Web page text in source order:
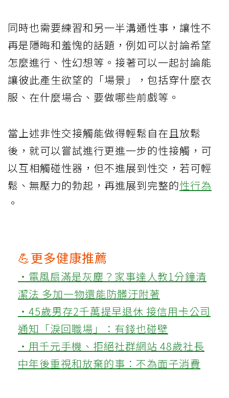
同時也需要練習和另一半溝通性事，讓性不
再是隱晦和羞愧的話題，例如可以討論希望
怎麼進行、性幻想等。接著可以一起討論能
讓彼此產生欲望的「場景」，包括穿什麼衣
服、在什麼場合、要做哪些前戲等。
當上述非性交接觸能做得輕鬆自在且放鬆
後，就可以嘗試進行更進一步的性接觸，可
以互相觸碰性器，但不進展到性交，若可輕
鬆、無壓力的勃起，再進展到完整的性行為
。
💪更多健康推薦
‧電風扇滿是灰塵？家事達人教1分鐘清
潔法 多加一物還能防髒汙附著
‧45歲男存2千萬提早退休 接信用卡公司
通知「淚回職場」：有錢也碰壁
‧用千元手機、拒絕社群網站 48歲社長
中年後重視和放棄的事：不為面子消費